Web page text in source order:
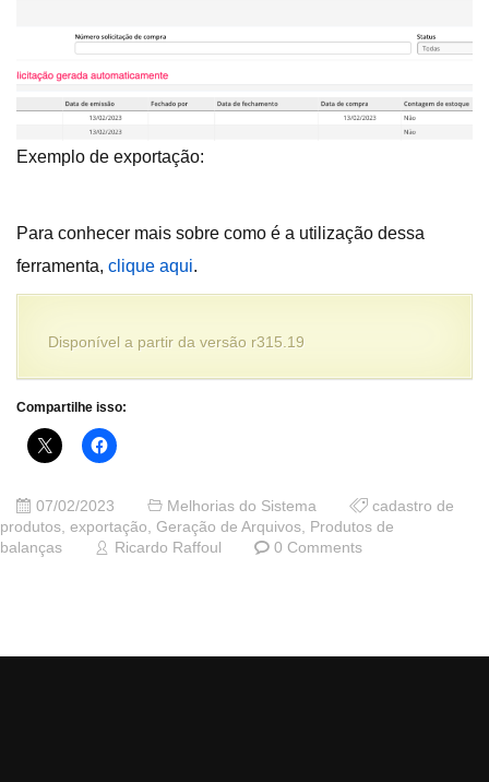
Exemplo de exportação:
Para conhecer mais sobre como é a utilização dessa
ferramenta, clique aqui.
Disponível a partir da versão r315.19
Compartilhe isso:
07/02/2023 Melhorias do Sistema
cadastro de
produtos exportação Geração de Arquivos
Produtos de
balanças
Ricardo Raffoul 0 Comments